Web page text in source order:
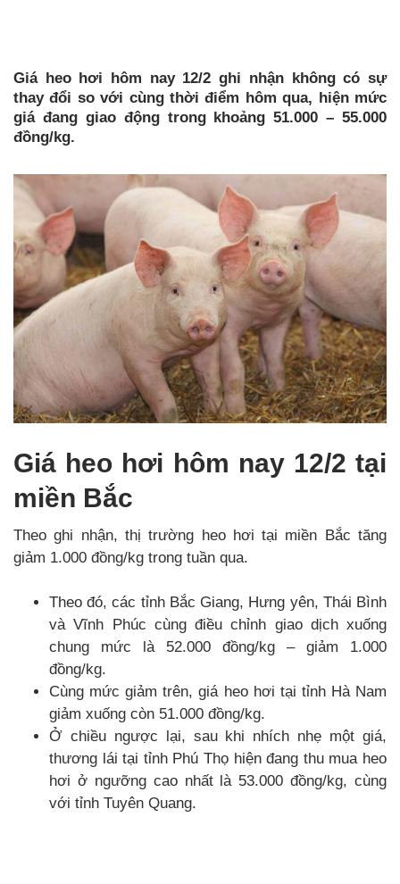
Giá heo hơi hôm nay 12/2 ghi nhận không có sự
thay đổi so với cùng thời điểm hôm qua, hiện mức
giá đang giao động trong khoảng 51.000 – 55.000
đồng/kg.
Giá heo hơi hôm nay 12/2 tại
miền Bắc
Theo ghi nhận, thị trường heo hơi tại miền Bắc tăng
giảm 1.000 đồng/kg trong tuần qua.
Theo đó, các tỉnh Bắc Giang, Hưng yên, Thái Bình
và Vĩnh Phúc cùng điều chỉnh giao dịch xuống
chung mức là 52.000 đồng/kg – giảm 1.000
đồng/kg.
Cùng mức giảm trên, giá heo hơi tại tỉnh Hà Nam
giảm xuống còn 51.000 đồng/kg.
Ở chiều ngược lại, sau khi nhích nhẹ một giá,
thương lái tại tỉnh Phú Thọ hiện đang thu mua heo
hơi ở ngưỡng cao nhất là 53.000 đồng/kg, cùng
với tỉnh Tuyên Quang.